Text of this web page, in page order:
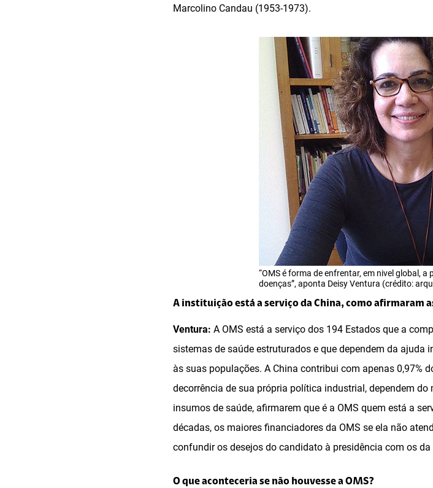
Marcolino Candau (1953-1973).
“OMS é forma de enfrentar, em nivel global,
doenças”, aponta Deisy Ventura (crédito:
A instituição está a serviço da China, como afirmaram
Ventura: A OMS está a serviço dos 194 Estados que a
sistemas de saúde estruturados e que dependem da
às suas populações. A China contribui com apenas 0,97%
decorrência de sua própria política industrial, dependem
insumos de saúde, afirmarem que é a OMS quem está a
décadas, os maiores financiadores da OMS se ela não
confundir os desejos do candidato à presidência com os
O que aconteceria se não houvesse a OMS?